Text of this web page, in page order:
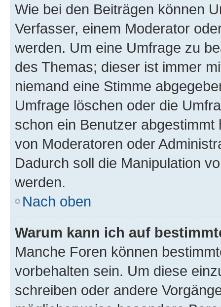
Wie bei den Beiträgen können
Verfasser, einem Moderator
werden. Um eine Umfrage zu
des Themas; dieser ist immer
niemand eine Stimme
Umfrage löschen oder die
schon ein Benutzer
von Moderatoren oder
Dadurch soll die Manipulation
werden.
Nach oben
Warum kann ich auf
Manche Foren können
vorbehalten sein. Um diese
schreiben oder andere